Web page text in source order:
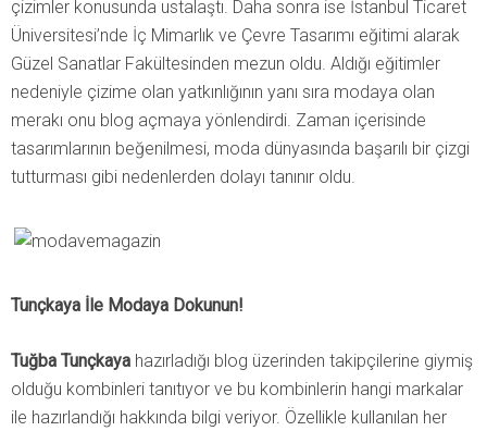
çizimler konusunda ustalaştı. Daha sonra ise İstanbul Ticaret
Üniversitesi’nde İç Mimarlık ve Çevre Tasarımı eğitimi alarak
Güzel Sanatlar Fakültesinden mezun oldu. Aldığı eğitimler
nedeniyle çizime olan yatkınlığının yanı sıra modaya olan
merakı onu blog açmaya yönlendirdi. Zaman içerisinde
tasarımlarının beğenilmesi, moda dünyasında başarılı bir çizgi
tutturması gibi nedenlerden dolayı tanınır oldu.
Tunçkaya İle Modaya Dokunun!
Tuğba Tunçkaya hazırladığı blog üzerinden takipçilerine giymiş
olduğu kombinleri tanıtıyor ve bu kombinlerin hangi markalar
ile hazırlandığı hakkında bilgi veriyor. Özellikle kullanılan her